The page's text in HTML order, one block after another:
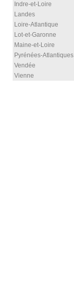
Indre-et-Loire
Landes
Loire-Atlantique
Lot-et-Garonne
Maine-et-Loire
Pyrénées-Atlantiques
Vendée
Vienne